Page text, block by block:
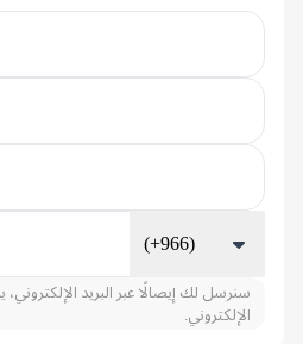
(+966)
سنرسل لك إيصالًا عبر البريد الإلكتروني، يرجى
الإلكتروني.